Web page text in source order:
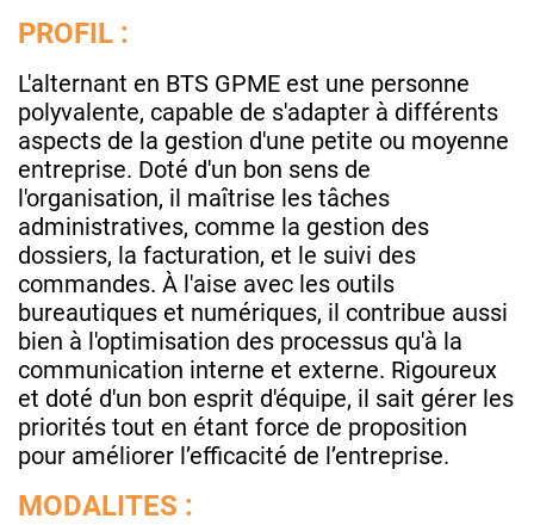
PROFIL :
L'alternant en BTS GPME est une personne
polyvalente, capable de s'adapter à différents
aspects de la gestion d'une petite ou moyenne
entreprise. Doté d'un bon sens de
l'organisation, il maîtrise les tâches
administratives, comme la gestion des
dossiers, la facturation, et le suivi des
commandes. À l'aise avec les outils
bureautiques et numériques, il contribue aussi
bien à l'optimisation des processus qu'à la
communication interne et externe. Rigoureux
et doté d'un bon esprit d'équipe, il sait gérer les
priorités tout en étant force de proposition
pour améliorer l’efficacité de l’entreprise.
MODALITES :